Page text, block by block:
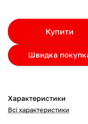
Купити
Швидка
Характеристики
Всі характеристики
потрібно внести
4. Мати достатньо
та Першого внеску (у